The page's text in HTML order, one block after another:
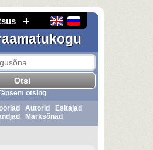
otsing
Autorid
Esitajad
Märksõnad